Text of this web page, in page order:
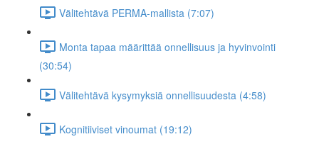
Välitehtävä PERMA-mallista (7:07)
Monta tapaa määrittää onnellisuus ja hyvinvointi
(30:54)
Välitehtävä kysymyksiä onnellisuudesta (4:58)
Kognitiiviset vinoumat (19:12)